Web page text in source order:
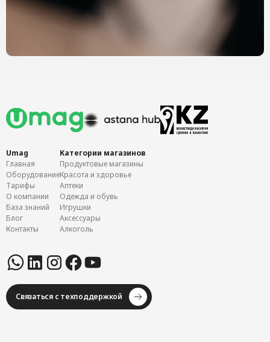
Umag
Главная
Оборудование
Тарифы
О компании
База знаний
Блог
Контакты
Категории магазинов
Продуктовые магазины
Красота и здоровье
Аптеки
Одежда и обувь
Игрушки
Аксессуары
Алкоголь
Связаться с техподдержкой